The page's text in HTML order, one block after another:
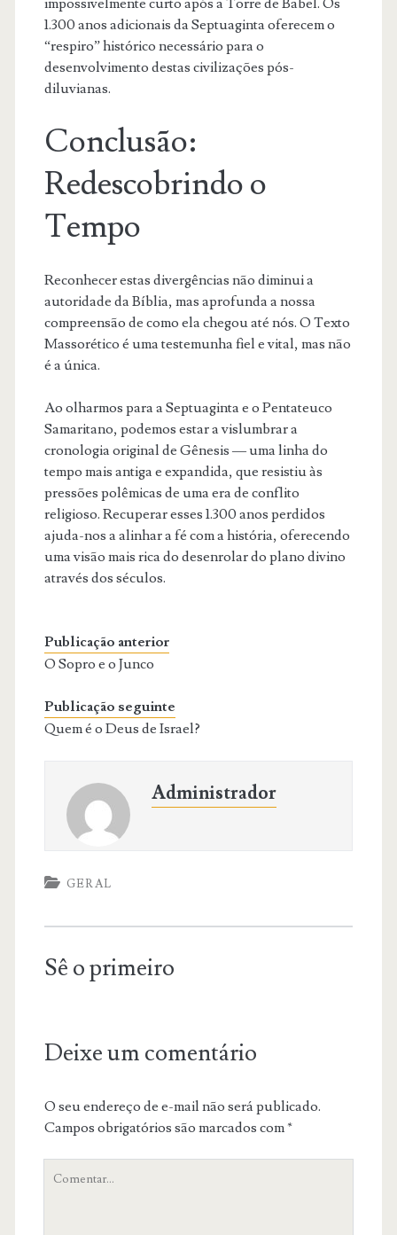
1.300 anos adicionais da Septuaginta oferecem o
“respiro” histórico necessário para o
desenvolvimento destas civilizações pós-
diluvianas.
Conclusão:
Redescobrindo o
Tempo
Reconhecer estas divergências não diminui a
autoridade da Bíblia, mas aprofunda a nossa
compreensão de como ela chegou até nós. O Texto
Massorético é uma testemunha fiel e vital, mas não
é a única.
Ao olharmos para a Septuaginta e o Pentateuco
Samaritano, podemos estar a vislumbrar a
cronologia original de Gênesis — uma linha do
tempo mais antiga e expandida, que resistiu às
pressões polêmicas de uma era de conflito
religioso. Recuperar esses 1.300 anos perdidos
ajuda-nos a alinhar a fé com a história, oferecendo
uma visão mais rica do desenrolar do plano divino
através dos séculos.
Publicação anterior
O Sopro e o Junco
Publicação seguinte
Quem é o Deus de Israel?
Administrador
GERAL
Sê o primeiro
Deixe um comentário
O seu endereço de e-mail não será publicado.
Campos obrigatórios são marcados com*